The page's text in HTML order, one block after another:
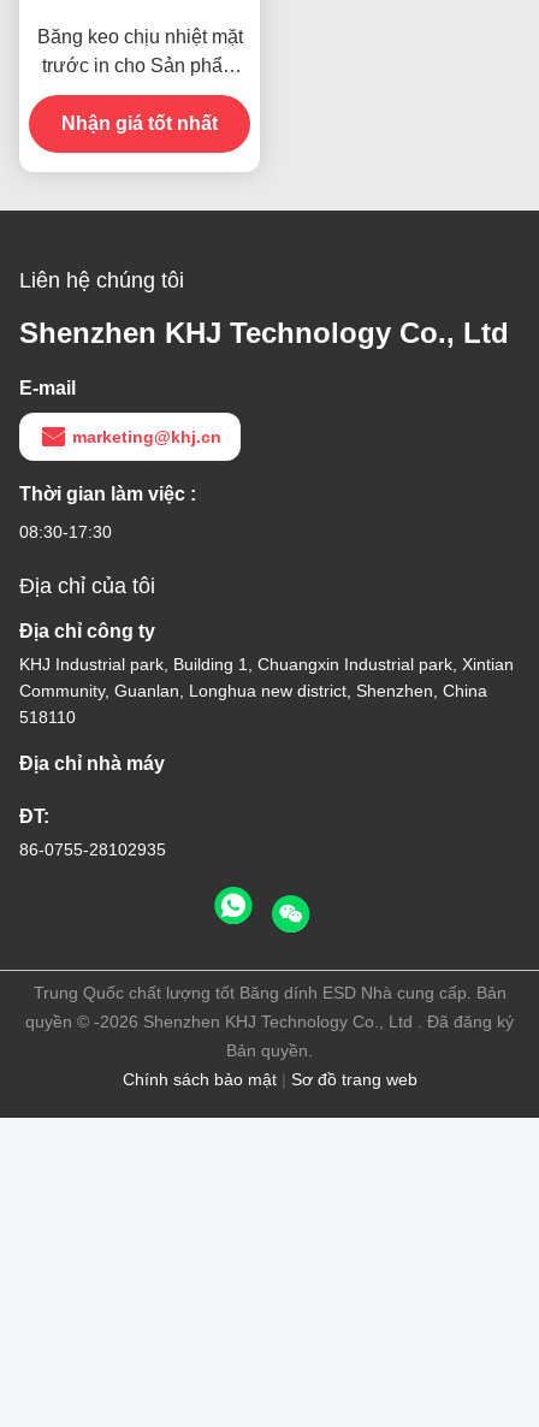
Băng keo chịu nhiệt mặt
trước in cho Sản phẩm
Còn hàng
Nhận giá tốt nhất
Liên hệ chúng tôi
Shenzhen KHJ Technology Co., Ltd
E-mail
marketing@khj.cn
Thời gian làm việc :
08:30-17:30
Địa chỉ của tôi
Địa chỉ công ty
KHJ Industrial park, Building 1, Chuangxin Industrial park, Xintian
Community, Guanlan, Longhua new district, Shenzhen, China
518110
Địa chỉ nhà máy
ĐT:
86-0755-28102935
Chính sách bảo mật| Sơ đồ trang web
Trung Quốc chất lượng tốt Băng dính ESD Nhà cung cấp. Bản
quyền © -2026 Shenzhen KHJ Technology Co., Ltd . Đã đăng ký
Bản quyền.